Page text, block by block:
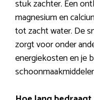
stuk zachter. Een
magnesium en
tot zacht water. De
zorgt voor onder
energiekosten en je